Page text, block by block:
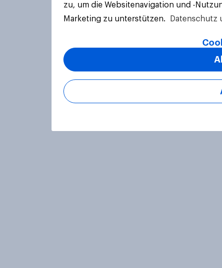
zu, um die Websitenavigation und -
Marketing zu unterstützen.
Datenschutz